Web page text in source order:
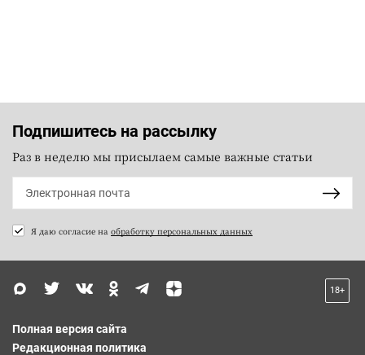
Подпишитесь на рассылку
Раз в неделю мы присылаем самые важные статьи
Я даю согласие на обработку персональных данных
18+
Полная версия сайта
Редакционная политика